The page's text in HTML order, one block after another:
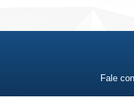
Fale